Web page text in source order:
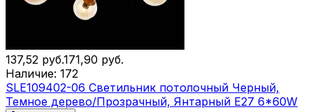
137,52 руб.171,90 руб.
Наличие: 172
SLE109402-06 Светильник потолочный Черный,
Темное дерево/Прозрачный, Янтарный E27 6*60W